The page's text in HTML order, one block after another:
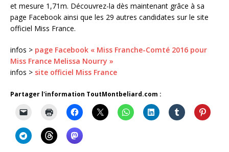
et mesure 1,71m. Découvrez-la dès maintenant grâce à sa
page Facebook ainsi que les 29 autres candidates sur le site
officiel Miss France.
infos > page Facebook « Miss Franche-Comté 2016 pour
Miss France Melissa Nourry »
infos > site officiel Miss France
Partager l'information ToutMontbeliard.com :